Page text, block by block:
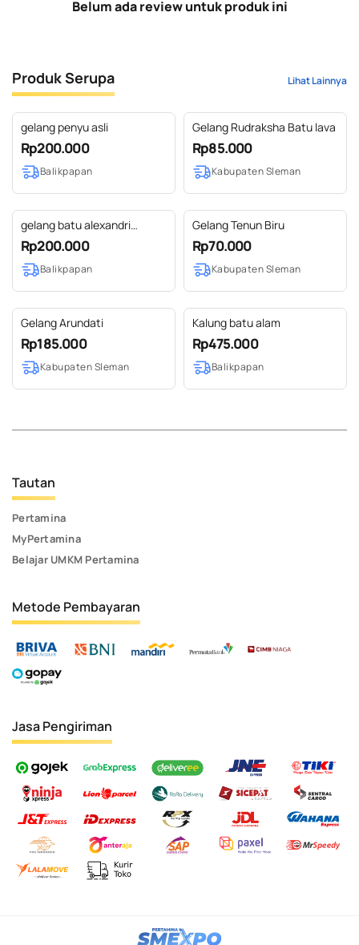
Belum ada review untuk produk ini
Produk Serupa Lihat Lainnya
gelang penyu asli
Rp200.000
Balikpapan
Gelang Rudraksha Batu lava
Rp85.000
Kabupaten Sleman
gelang batu alexandri
kalimantan
Rp200.000
Balikpapan
Gelang Tenun Biru
Rp70.000
Kabupaten Sleman
Gelang Arundati
Rp185.000
Kabupaten Sleman
Kalung batu alam
Rp475.000
Balikpapan
Tautan
Pertamina
MyPertamina
Belajar UMKM Pertamina
Metode Pembayaran
Jasa Pengiriman